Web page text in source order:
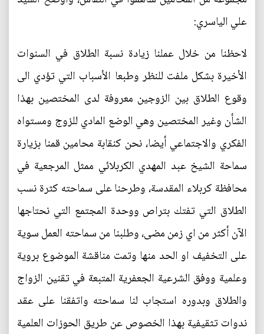
علي الياسري:
لاحظنا من خلال عملنا زيادة نسبة الطلاق في السنوات
الأخيرة بشكل ملفت للنظر وطبعا الأسباب التي تؤدي الى
وقوع الطلاق بين الزوجين معروفة لدى المختصين بهذا
الشأن وغير المختصين وهي الوضع المادي للزوج ومستواه
الفكري والاجتماعي أيضا، نحن كنقابة محامين قمنا بزيارة
سماحة الشيخ عبد المهدي الكربلائي ممثل المرجعية في
محافظة كربلاء المقدسة، وطرحنا على سماحته كثرة نسب
الطلاق التي تفتك بتراص ووحدة المجتمع التي نحتاجها
الآن أكثر من اي زمن مضى، وطلبنا من سماحته العمل سوية
على التخفيف او الحد منها وتمت مناقشة الموضوع بروية
وعلمية ووفق الشرعية الجعفرية المتبعة في تقنين الزواج
والطلاق وبدوره استجاب لنا سماحته واتفقنا على عقد
ندوات تثقيفية بهذا الخصوص عن طريق الحوزات العلمية